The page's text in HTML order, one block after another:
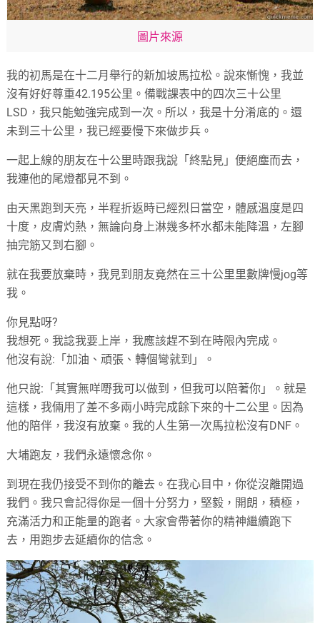
圖片來源
我的初馬是在十二月舉行的新加坡馬拉松。說來慚愧，我並
沒有好好尊重42.195公里。備戰課表中的四次三十公里
LSD，我只能勉強完成到一次。所以，我是十分淆底的。還
未到三十公里，我已經要慢下來做步兵。
一起上線的朋友在十公里時跟我說「終點見」便絕塵而去，
我連他的尾燈都見不到。
由天黑跑到天亮，半程折返時已經烈日當空，體感溫度是四
十度，皮膚灼熱，無論向身上淋幾多杯水都未能降溫，左腳
抽完筋又到右腳。
就在我要放棄時，我見到朋友竟然在三十公里里數牌慢jog等
我。
你見點呀?
我想死。我諗我要上岸，我應該趕不到在時限內完成。
他沒有說:「加油、頑張、轉個彎就到」。
他只說:「其實無咩嘢我可以做到，但我可以陪著你」。就是
這樣，我倆用了差不多兩小時完成餘下來的十二公里。因為
他的陪伴，我沒有放棄。我的人生第一次馬拉松沒有DNF。
大埔跑友，我們永遠懷念你。
到現在我仍接受不到你的離去。在我心目中，你從沒離開過
我們。我只會記得你是一個十分努力，堅毅，開朗，積極，
充滿活力和正能量的跑者。大家會帶著你的精神繼續跑下
去，用跑步去延續你的信念。